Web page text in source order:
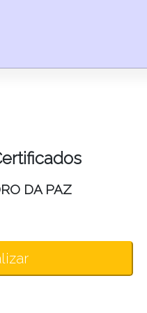
DA PAZ